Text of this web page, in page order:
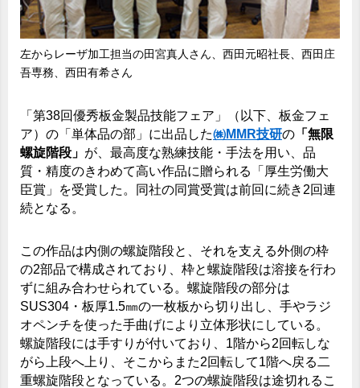
左からレーザ加工担当の田宮真人さん、西田元昭社長、西田庄
吾専務、西田有希さん
「第38回優秀板金製品技能フェア」（以下、板金フェ
ア）の「単体品の部」に出品した㈱MMR技研の 「無限
螺旋階段」 が、最高度な熟練技能・手法を用い、品
質・精度のきわめて高い作品に贈られる「厚生労働大
臣賞」を受賞した。同社の同賞受賞は前回に続き2回連
続となる。
この作品は内側の螺旋階段と、それを支える外側の枠
の2部品で構成されており、枠と螺旋階段は溶接を行わ
ずに組み合わせられている。螺旋階段の部分は
SUS304・板厚1.5㎜の一枚板から切り出し、手やラジ
オペンチを使った手曲げにより立体形状にしている。
螺旋階段には手すりが付いており、1階から2回転しな
がら上段へ上り、そこからまた2回転して1階へ戻る二
重螺旋階段となっている。2つの螺旋階段は途切れるこ